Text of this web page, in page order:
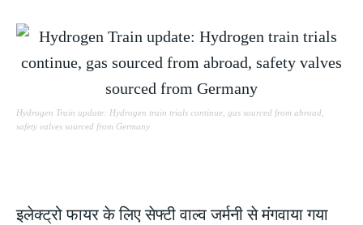
Hydrogen Train update: Hydrogen train trials continue, gas sourced from abroad,
safety valves sourced from Germany
इलेक्ट्रो फायर के लिए सेफ्टी वाल्व जर्मनी से मंगवाया गया